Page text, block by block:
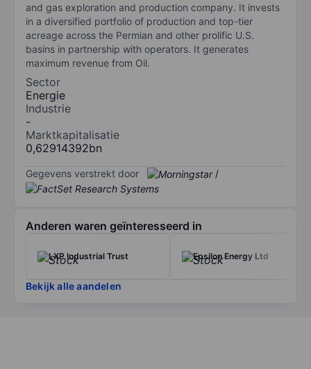
and gas exploration and production company. It invests
in a diversified portfolio of production and top-tier
acreage across the Permian and other prolific U.S.
basins in partnership with operators. It generates
maximum revenue from Oil.
Sector
Energie
Industrie
-
Marktkapitalisatie
0,62914392bn
Gegevens verstrekt door /
Anderen waren geïnteresseerd in
LXP Industrial Trust Epsilon Energy Ltd
Bekijk alle aandelen